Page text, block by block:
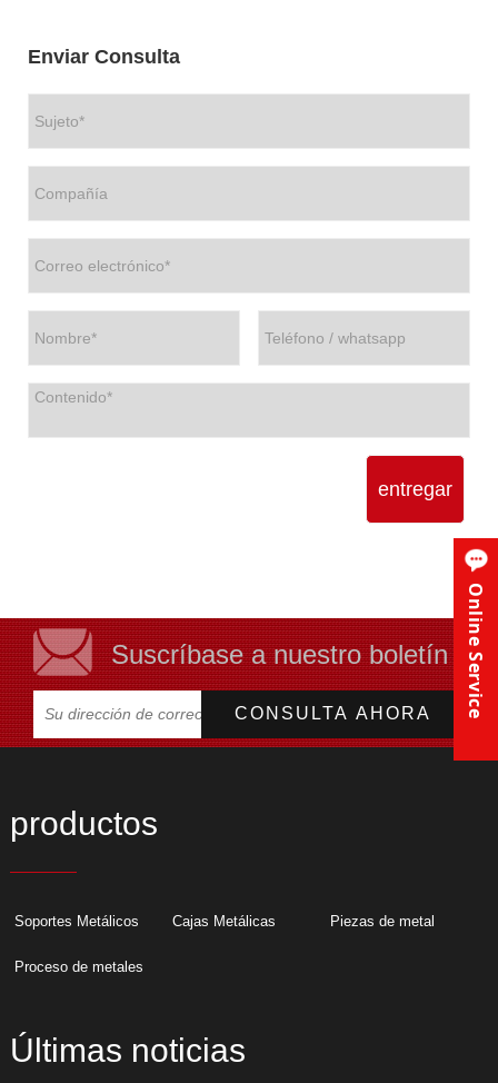
Enviar Consulta
entregar
Suscríbase a nuestro boletín
productos
Soportes Metálicos Cajas Metálicas Piezas de metal
Proceso de metales
Últimas noticias
Online Service